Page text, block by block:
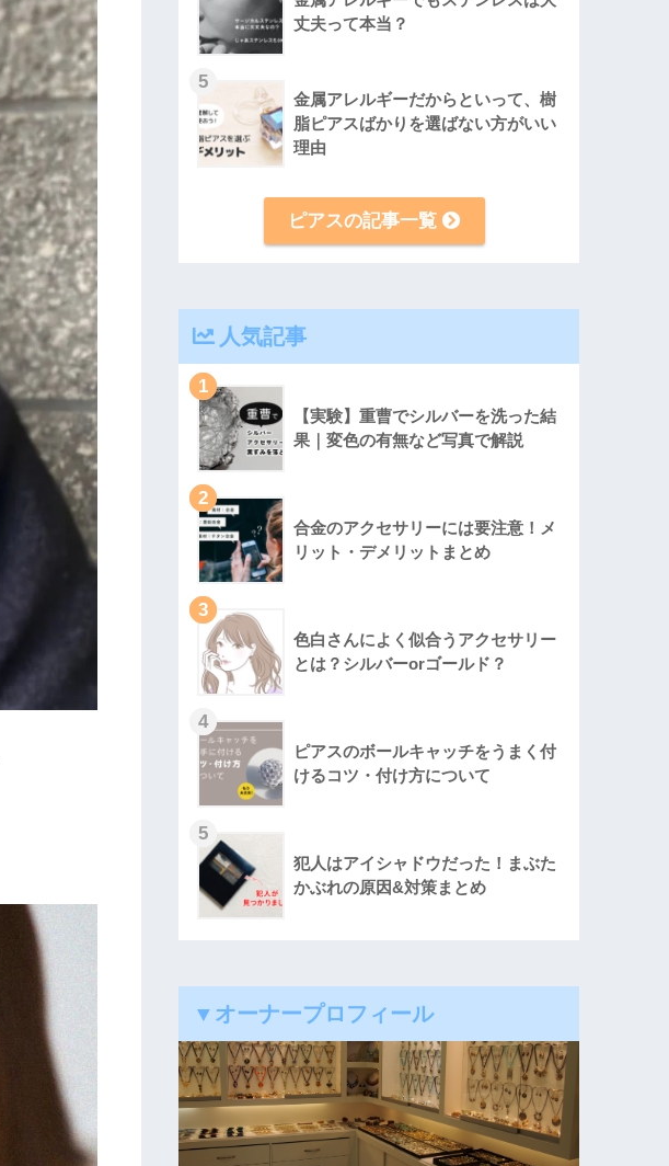
丈夫って本当？
5
金属アレルギーだからといって、樹
脂ピアスばかりを選ばない方がいい
理由
ピアスの記事一覧
人気記事
1
【実験】重曹でシルバーを洗った結
果｜変色の有無など写真で解説
2
合金のアクセサリーには要注意！メ
リット・デメリットまとめ
3
色白さんによく似合うアクセサリー
とは？シルバーorゴールド？
4
ピアスのボールキャッチをうまく付
けるコツ・付け方について
5
犯人はアイシャドウだった！まぶた
かぶれの原因&対策まとめ
▼オーナープロフィール